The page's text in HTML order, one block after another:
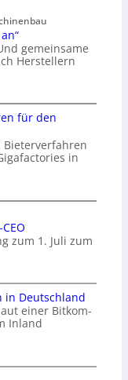
gemeinsame
Herstellern
für den
Bieterverfahren
in
zum 1. Juli zum
in Deutschland
einer Bitkom-
Inland